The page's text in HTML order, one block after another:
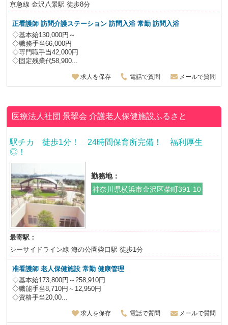
京急線 金沢八景駅 徒歩8分
正看護師 訪問介護ステーション 訪問入浴常勤 訪問入浴
◇基本給130,000円～
◇職務手当66,000円
◇専門職手当42,000円
◇固定残業代58,900...
求人を保存 電話で質問 メールで質問
医療法人社団 景翠会介護老人保健施設ふるさと
駅チカ 徒歩1分！ 24時間保育所完備！ 福利厚生
◎！
勤務地：
神奈川県横浜市金沢区柴町391-10
最寄駅：
シーサイドライン線 海の公園柴口駅 徒歩1分
准看護師 老人保健施設常勤 健康管理
◇基本給173,800円～258,910円
◇職能手当8,710円～12,950円
◇資格手当20,00...
求人を保存 電話で質問 メールで質問